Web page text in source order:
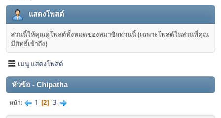
แสดงโพสต์
ส่วนนี้ให้คุณดูโพสต์ทั้งหมดของสมาชิกท่านนี้ (เฉพาะโพสต์ในส่วนที่คุณ
มีสิทธิ์เข้าถึง)
เมนู แสดงโพสต์
หัวข้อ - Chipatha
หน้า 1 2 3